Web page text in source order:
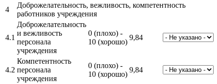
4
Доброжелательность, вежливость, компетентность
работников учреждения
4.1
Доброжелательность
и вежливость
персонала
учреждения
0 (плохо) -
10 (хорошо)
9,84
4.2
Компетентность
персонала
учреждения
0 (плохо) -
10 (хорошо)
9,84